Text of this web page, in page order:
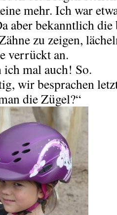
mehr. Ich war
aber bekanntlich
zu zeigen,
verrückt an.
ich mal auch! So.
wir besprachen
die Zügel?“